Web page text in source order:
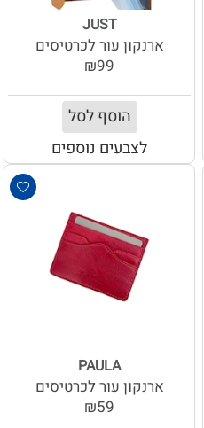
JUST
ארנקון עור לכרטיסים
₪99
הוסף לסל
לצבעים נוספים
PAULA
ארנקון עור לכרטיסים
₪59